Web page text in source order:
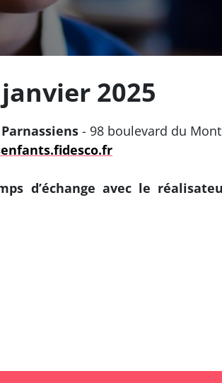
2025
- 98 boulevard du
d’échange avec le